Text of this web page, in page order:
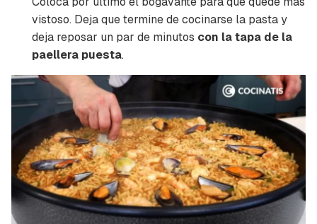
vistoso. Deja que termine de cocinarse la pasta y
deja reposar un par de minutos con la tapa de la
paellera puesta.